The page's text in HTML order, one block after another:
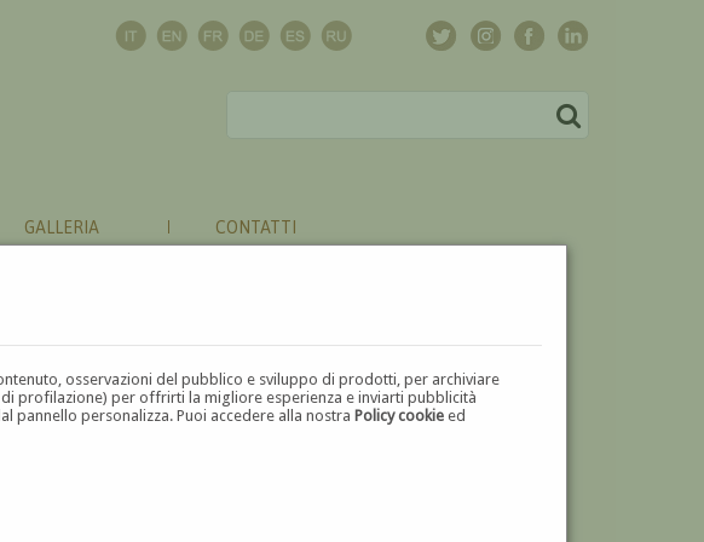
osservazioni del pubblico e sviluppo di prodotti, per archiviare
profilazione) per offrirti la migliore esperienza e inviarti pubblicità
pannello personalizza. Puoi accedere alla nostraPolicy cookie ed
GALLERIA CONTATTI
Q R S T U V W X Y Z ⬅